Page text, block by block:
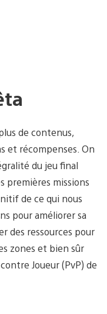
de contenus,
et récompenses. On
du jeu final
premières missions
de ce qui nous
pour améliorer sa
des ressources pour
zones et bien sûr
Joueur (PvP) de